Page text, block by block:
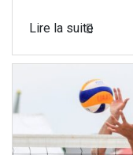
Lire la suite